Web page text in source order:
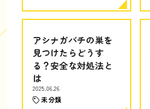
アシナガバチの巣を
見つけたらどうす
る？安全な対処法と
は
2025.06.26
未分類